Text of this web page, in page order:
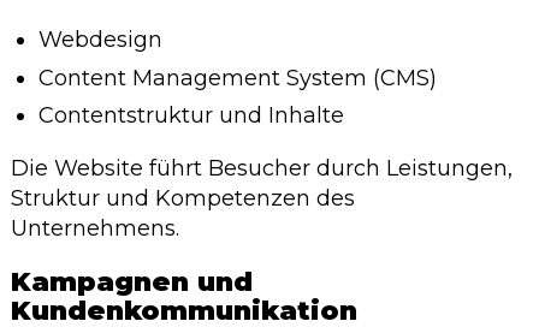
Webdesign
Content Management System (CMS)
Contentstruktur und Inhalte
Die Website führt Besucher durch Leistungen,
Struktur und Kompetenzen des
Unternehmens.
Kampagnen und
Kundenkommunikation